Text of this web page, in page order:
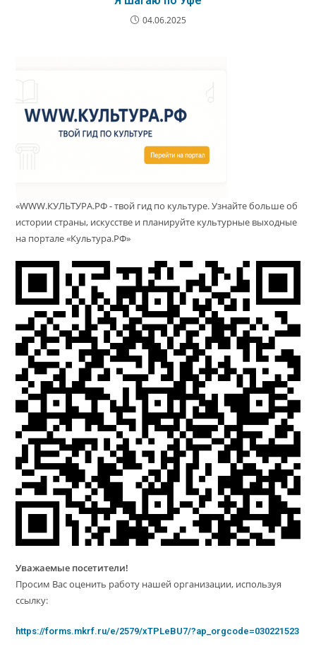
04.06.2025
«WWW.КУЛЬТУРА.РФ - твой гид по культуре. Узнайте больше об
истории страны, искусстве и планируйте культурные выходные
на портале «Культура.РФ»
Уважаемые посетители!
Просим Вас оценить работу нашей организации, используя
ссылку:
https://forms.mkrf.ru/e/2579/xTPLeBU7/?ap_orgcode=030221523